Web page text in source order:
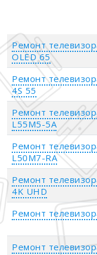
Ремонт
OLED 65
Ремонт
4S 55
Ремонт
L55M5-5A
Ремонт
L50M7-RA
Ремонт
4K UHD
Ремонт
Ремонт